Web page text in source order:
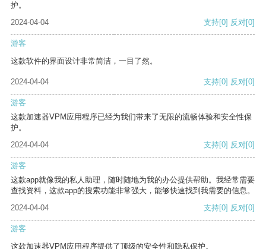
护。
2024-04-04
支持[0] 反对[0]
游客
这款软件的界面设计非常简洁，一目了然。
2024-04-04 支持[0] 反对[0]
游客
这款加速器VPM应用程序已经为我们带来了无限的流畅体验和安全性保
护。
2024-04-04
支持[0] 反对[0]
游客
这款app就像我的私人助理，随时随地为我的办公提供帮助。我经常需要
查找资料，这款app的搜索功能非常强大，能够快速找到我需要的信息。
2024-04-04
支持[0] 反对[0]
游客
这款加速器VPM应用程序提供了顶级的安全性和隐私保护。